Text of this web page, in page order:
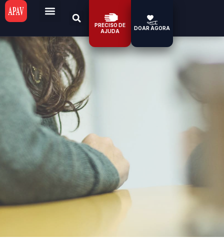
PRECISO DE
AJUDA
DOAR AGORA